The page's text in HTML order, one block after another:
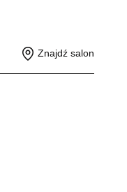
Znajdź salon